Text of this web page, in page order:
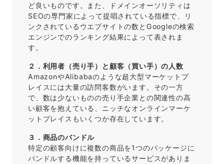
ど良いものです。また、ドメインオーソリティは
SEOの専門家によって提唱されている指標で、リ
ンクされているウエブサイトの数とGoogleの検索
エンジンでのランキング結果によって表されま
す。
２．利用者（売り手）と顧客（買い手）の人数
AmazonやAlibabaのような超大型マーケットプ
レイスには大量の訪問客数がいます。その一方
で、数は少ないものの売り手企業との関連性の高
い顧客を抱えている、ニッチなオンラインマーケ
ットプレイスもいくつか存在しています。
３．商品のバンドル
特定の顧客向けに複数の商品を1つのパッケージに
バンドルする機能を持っているサービスがありま